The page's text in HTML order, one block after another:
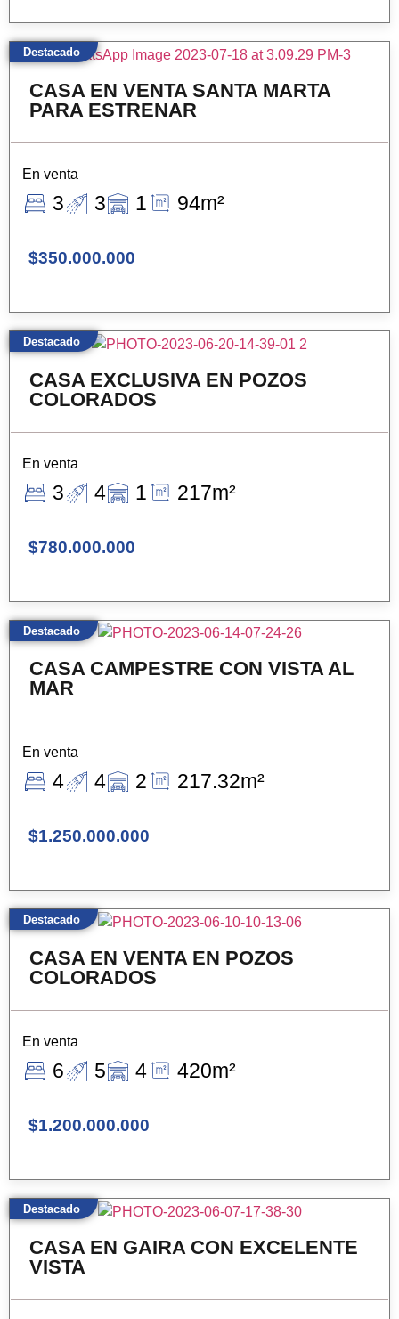
CASA EN VENTA SANTA MARTA
PARA ESTRENAR
En venta
3 3 1 94m²
$350.000.000
Destacado
CASA EXCLUSIVA EN POZOS
COLORADOS
En venta
3 4 1 217m²
$780.000.000
Destacado
CASA CAMPESTRE CON VISTA AL
MAR
En venta
4 4 2 217.32m²
$1.250.000.000
Destacado
CASA EN VENTA EN POZOS
COLORADOS
En venta
6 5 4 420m²
$1.200.000.000
Destacado
CASA EN GAIRA CON EXCELENTE
VISTA
Destacado